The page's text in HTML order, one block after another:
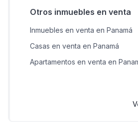
Otros inmuebles en venta
Inmuebles en venta en Panamá
Casas en venta en Panamá
Apartamentos en venta en